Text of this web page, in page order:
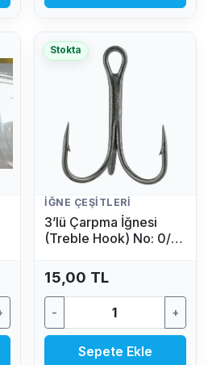
Stokta
İĞNE ÇEŞITLERI
3’lü Çarpma İğnesi
(Treble Hook) No: 0/4
15,00 TL
- +
Sepete Ekle